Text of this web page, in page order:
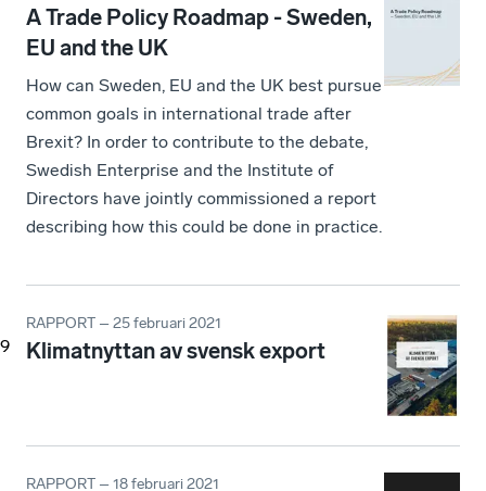
9
A Trade Policy Roadmap - Sweden,
EU and the UK
How can Sweden, EU and the UK best pursue
common goals in international trade after
Brexit? In order to contribute to the debate,
Swedish Enterprise and the Institute of
Directors have jointly commissioned a report
describing how this could be done in practice.
RAPPORT – 25 februari 2021
Klimatnyttan av svensk export
RAPPORT – 18 februari 2021